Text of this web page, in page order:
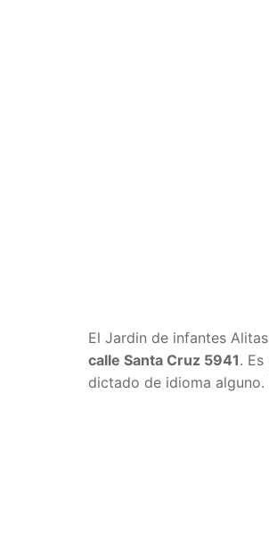
El Jardin de infantes
calle Santa Cruz 5941.
dictado de idioma alguno.